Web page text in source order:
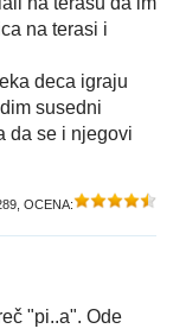
na terasi i
deca igraju
susedni
da se i njegovi
, OCENA:
"pi..a". Ode